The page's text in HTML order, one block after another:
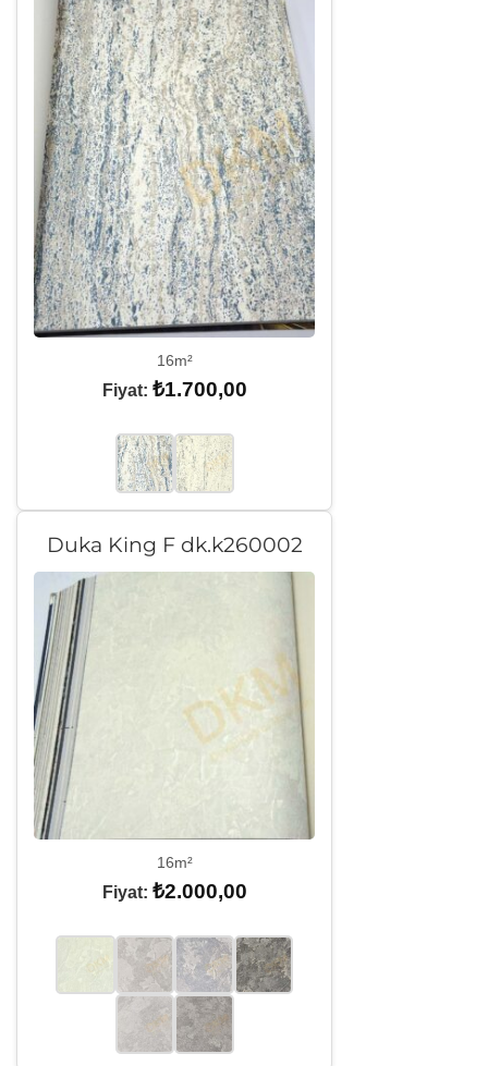
16m²
Fiyat: ₺1.700,00
Duka King F dk.k260002
16m²
Fiyat: ₺2.000,00